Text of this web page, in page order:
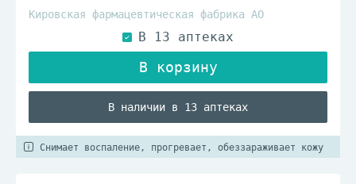
Кировская фармацевтическая фабрика АО
В наличии в 13 аптеках
Снимает воспаление, прогревает, обеззараживает кожу